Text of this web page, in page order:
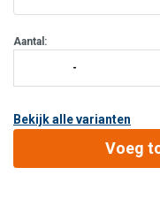
Aantal:
Bekijk alle varianten
Voeg